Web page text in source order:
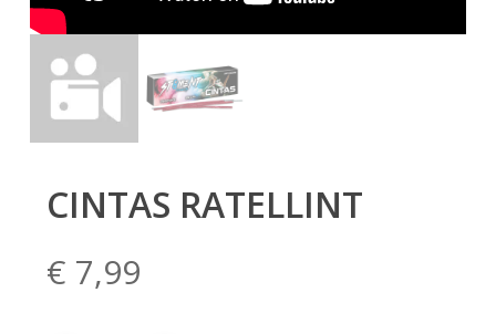
CINTAS RATELLINT
€ 7,99